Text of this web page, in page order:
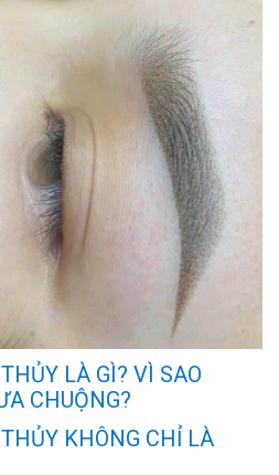
LÀ GÌ? VÌ SAO
CHUỘNG?
KHÔNG CHỈ LÀ